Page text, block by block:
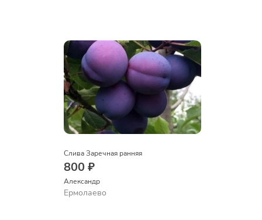
Слива Заречная ранняя
800 ₽
Александр
Ермолаево